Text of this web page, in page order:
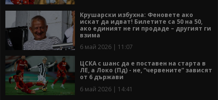
Крушарски избухна: Феновете ако
искат да идват! Билетите са 50 на 50,
ако единият не ги продаде – другият ги
взима
6 май 2026 | 11:07
ЦСКА с шанс да е поставен на старта в
ЛЕ, а Локо (Пд) - не, “червените” зависят
от 6 държави
6 май 2026 | 14:41